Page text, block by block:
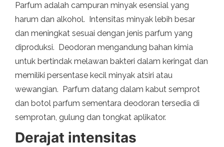
Parfum adalah campuran minyak esensial yang
harum dan alkohol. Intensitas minyak lebih besar
dan meningkat sesuai dengan jenis parfum yang
diproduksi. Deodoran mengandung bahan kimia
untuk bertindak melawan bakteri dalam keringat dan
memiliki persentase kecil minyak atsiri atau
wewangian. Parfum datang dalam kabut semprot
dan botol parfum sementara deodoran tersedia di
semprotan, gulung dan tongkat aplikator.
Derajat intensitas